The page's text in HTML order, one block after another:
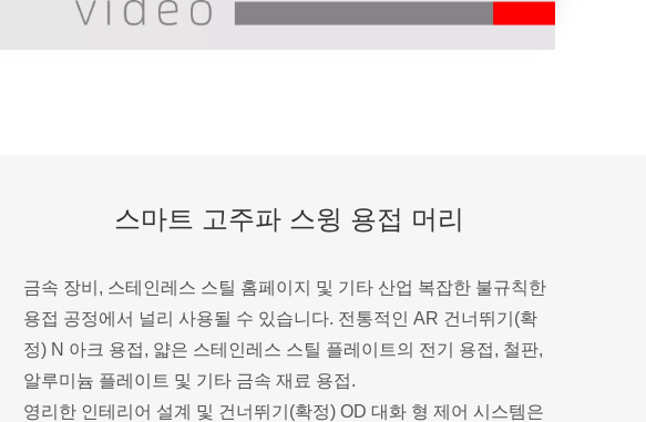
스마트 고주파 스윙 용접 머리
금속 장비, 스테인레스 스틸 홈페이지 및 기타 산업 복잡한 불규칙한
용접 공정에서 널리 사용될 수 있습니다. 전통적인 AR 건너뛰기(확
정) N 아크 용접, 얇은 스테인레스 스틸 플레이트의 전기 용접, 철판,
알루미늄 플레이트 및 기타 금속 재료 용접.
영리한 인테리어 설계 및 건너뛰기(확정) OD 대화 형 제어 시스템은